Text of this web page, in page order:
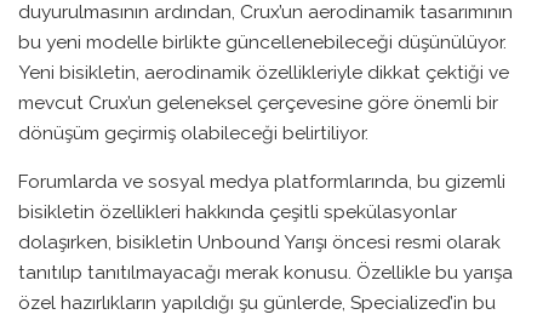
duyurulmasının ardından, Crux’un aerodinamik tasarımının
bu yeni modelle birlikte güncellenebileceği düşünülüyor.
Yeni bisikletin, aerodinamik özellikleriyle dikkat çektiği ve
mevcut Crux’un geleneksel çerçevesine göre önemli bir
dönüşüm geçirmiş olabileceği belirtiliyor.
Forumlarda ve sosyal medya platformlarında, bu gizemli
bisikletin özellikleri hakkında çeşitli spekülasyonlar
dolaşırken, bisikletin Unbound Yarışı öncesi resmi olarak
tanıtılıp tanıtılmayacağı merak konusu. Özellikle bu yarışa
özel hazırlıkların yapıldığı şu günlerde, Specialized’in bu